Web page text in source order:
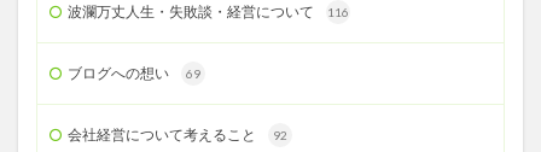
波瀾万丈人生・失敗談・経営について 116
ブログへの想い 69
会社経営について考えること 92